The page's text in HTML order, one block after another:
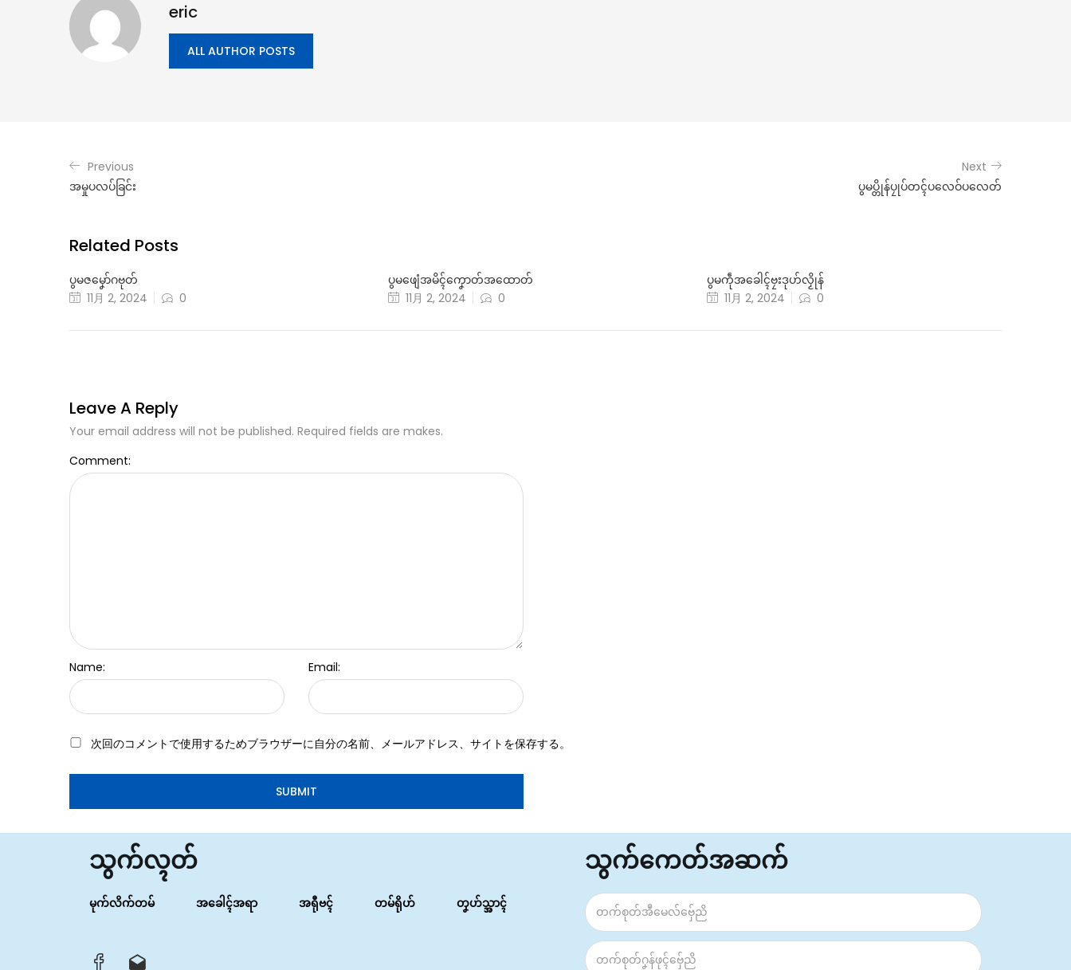
eric
ALL AUTHOR POSTS
Previous
အမှုပလပ်ခြင်း
Next
ပွမပ္တိုန်ပၠုပ်တၚ်ပလေဝ်ပလေတ်
Related Posts
ပွမဇမၞော်ဂဗုတ်
11月 2, 2024
0
ပွမဖျေံအမိၚ်ကၞောတ်အထောတ်
11月 2, 2024
0
ပွမကဵုအခေါၚ်ဗၠးဒုဟ်လၟိုန်
11月 2, 2024
0
Leave A Reply
Your email address will not be published. Required fields are makes.
Comment:
Name: Email:
次回のコメントで使用するためブラウザーに自分の名前、メールアドレス、サイトを保存する。
သွက်လ္ၚတ်
မုက်လိက်တမ် အခေါၚ်အရာ အရီုဗၚ် တမ်ရိုဟ် တၞဟ်သ္အာၚ်
သွက်ကေတ်အဆက်